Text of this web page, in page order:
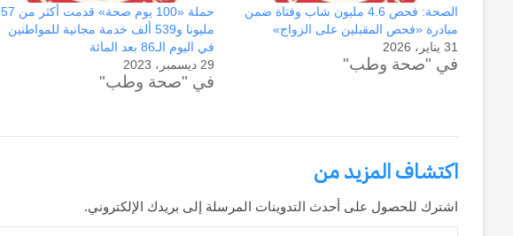
الصحة: فحص 4.6 مليون شاب وفتاة ضمن
مبادرة «فحص المقبلين على الزواج»
31 يناير، 2026
في "صحة وطب"
حملة «100 يوم صحة» قدمت أكثر من 57
مليونا و539 ألف خدمة مجانية للمواطنين
في اليوم الـ86 بعد المائة
29 ديسمبر، 2023
في "صحة وطب"
اكتشاف المزيد من
اشترك للحصول على أحدث التدوينات المرسلة إلى بريدك الإلكتروني.
كتابة بريدك الإلكتروني...
٢٣
يوليو..
وإعادة
وكالة الـ CIA و ٢٣ يوليو.. سبعون عاماً من المراقبة
(٣)